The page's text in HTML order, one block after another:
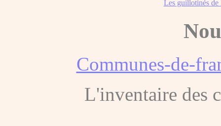
Les guillotinés de
Communes-de-
L'inventaire des